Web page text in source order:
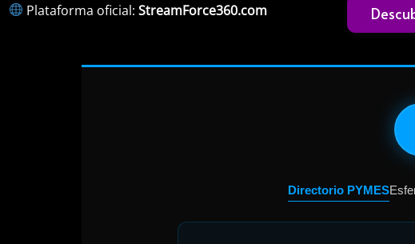
Plataforma oficial:StreamForce360.com
Directorio PYMES